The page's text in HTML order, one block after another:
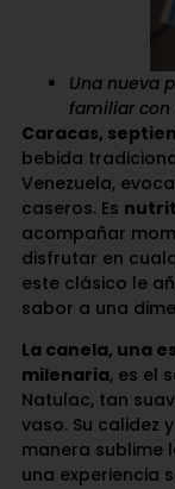
Una nueva
familiar
Caracas,
bebida
Venezuela,
caseros. Es
acompañar
disfrutar en
este clásico le
sabor a una
La canela, una
milenaria, es el
Natulac, tan
vaso. Su calidez
manera sublime
una experiencia